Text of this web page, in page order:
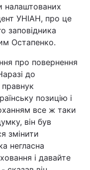
налаштованих
УНІАН, про це
заповідника
Остапенко.
про повернення
до
позицію і
все ж таки
він був
змінити
негласна
і давайте